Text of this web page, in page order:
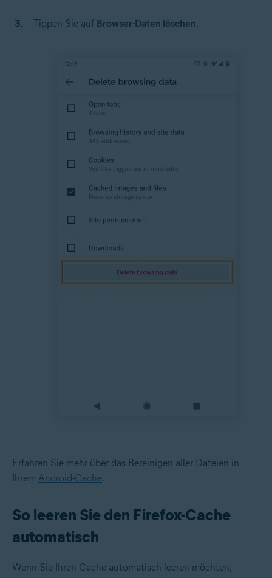
Tippen Sie auf Browser-Daten löschen.
Erfahren Sie mehr über das Bereinigen aller Dateien in
Ihrem Android-Cache.
So leeren Sie den Firefox-Cache
automatisch
Wenn Sie Ihren Cache automatisch leeren möchten,